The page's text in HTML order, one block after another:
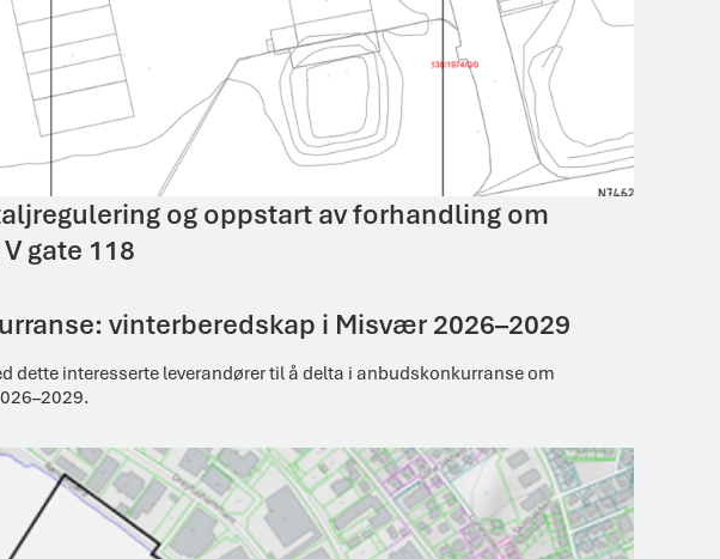
og oppstart av forhandling om
gate 118
vinterberedskap i Misvær 2026–2029
dette interesserte leverandører til å delta i anbudskonkurranse om